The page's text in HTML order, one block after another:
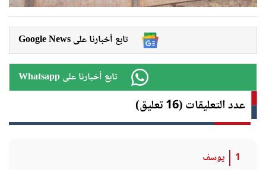
Google News تابع أخبارنا على
Whatsapp تابع أخبارنا على
عدد التعليقات (16 تعليق)
1
يوسف